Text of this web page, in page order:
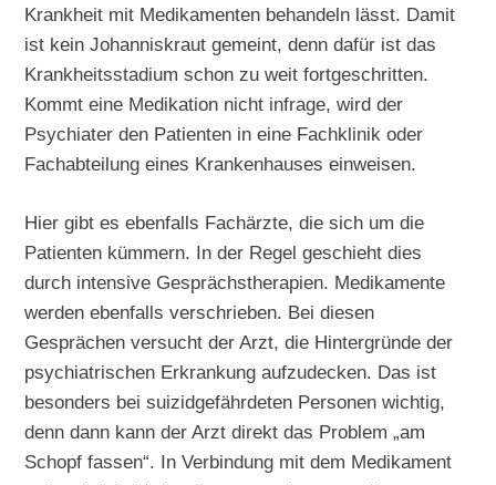
Krankheit mit Medikamenten behandeln lässt. Damit
ist kein Johanniskraut gemeint, denn dafür ist das
Krankheitsstadium schon zu weit fortgeschritten.
Kommt eine Medikation nicht infrage, wird der
Psychiater den Patienten in eine Fachklinik oder
Fachabteilung eines Krankenhauses einweisen.
Hier gibt es ebenfalls Fachärzte, die sich um die
Patienten kümmern. In der Regel geschieht dies
durch intensive Gesprächstherapien. Medikamente
werden ebenfalls verschrieben. Bei diesen
Gesprächen versucht der Arzt, die Hintergründe der
psychiatrischen Erkrankung aufzudecken. Das ist
besonders bei suizidgefährdeten Personen wichtig,
denn dann kann der Arzt direkt das Problem „am
Schopf fassen“. In Verbindung mit dem Medikament